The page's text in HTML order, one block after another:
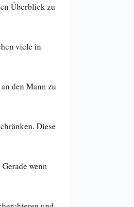
Überblick zu
viele in
an den Mann zu
Diese
wenn